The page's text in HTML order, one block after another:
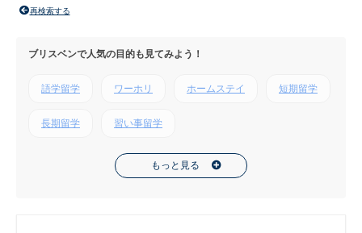
再検索する
ブリスベンで人気の目的も見てみよう！
語学留学 ワーホリ ホームステイ 短期留学
長期留学 習い事留学
もっと見る